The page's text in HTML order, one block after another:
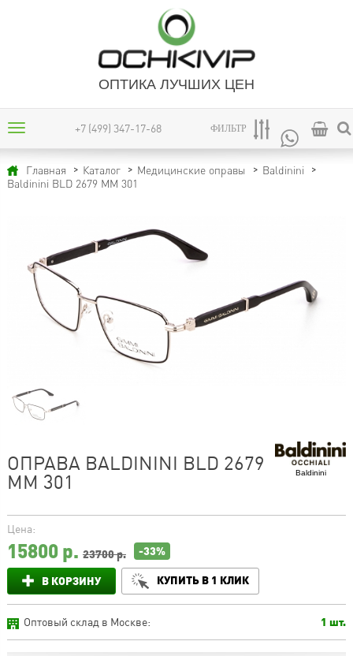
ОПТИКА ЛУЧШИХ ЦЕН
+7 (499) 347-17-68 ФИЛЬТР
Главная Каталог Медицинские оправы
Baldinini
Baldinini BLD 2679 MM 301
Baldinini
ОПРАВА BALDININI BLD 2679
MM 301
Цена:
15800р. 23700 р. -33%
В КОРЗИНУ КУПИТЬ В 1 КЛИК
Оптовый склад в Москве: 1 шт.